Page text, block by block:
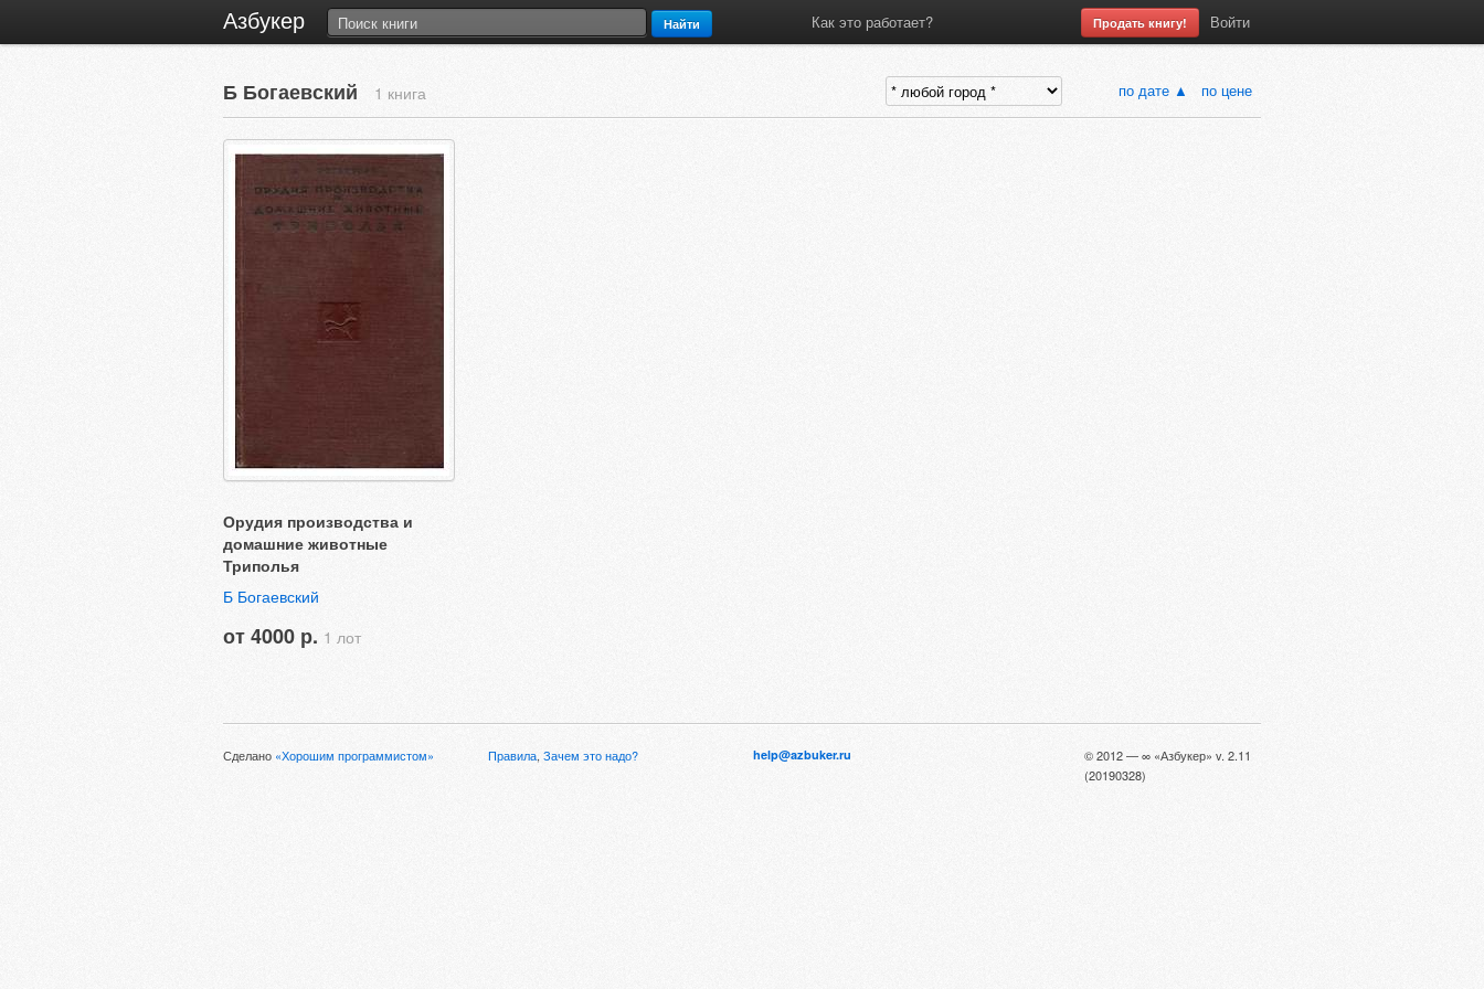
Азбукер Найти Как это работает? Продать книгу! Войти
Б Богаевский 1 книга по дате ▲ по цене
Орудия производства и
домашние животные
Триполья
Б Богаевский
от 4000 р. 1 лот
Сделано «Хорошим программистом» Правила, Зачем это надо? help@azbuker.ru
© 2012 — ∞ «Азбукер» v. 2.11
(20190328)